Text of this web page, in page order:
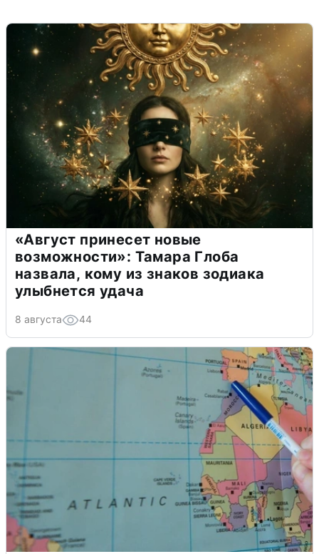
«Август принесет новые
возможности»: Тамара Глоба
назвала, кому из знаков зодиака
улыбнется удача
8 августа 44